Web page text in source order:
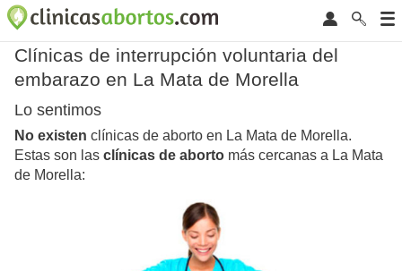
Clínicas de interrupción voluntaria del
embarazo en La Mata de Morella
Lo sentimos
No existen clínicas de aborto en La Mata de Morella.
Estas son las clínicas de aborto más cercanas a La Mata
de Morella: